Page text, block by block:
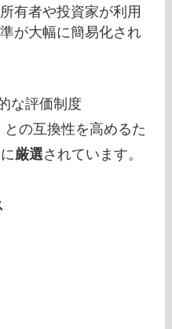
有者や投資家が利用
が大幅に簡易化され
な評価制度
との互換性を高めるた
厳選されています。